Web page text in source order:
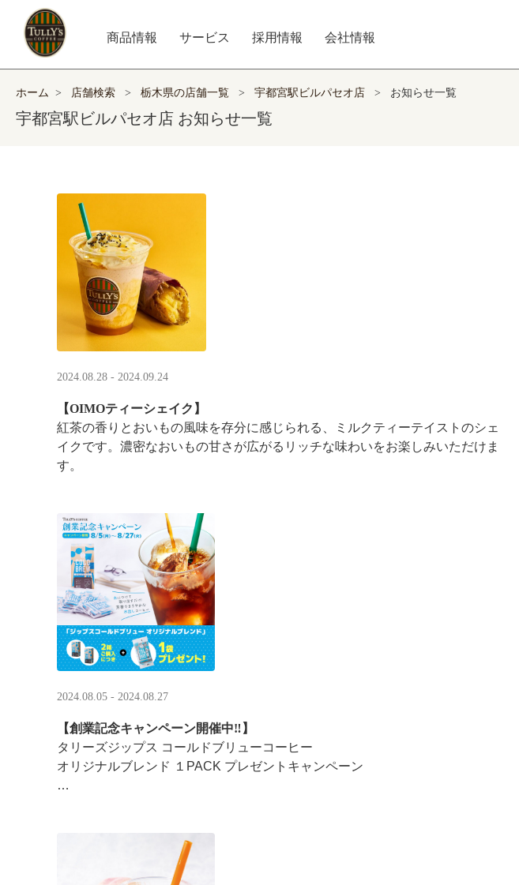
商品情報 サービス 採用情報 会社情報
ホーム > 店舗検索 > 栃木県の店舗一覧 > 宇都宮駅ビルパセオ店 > お知らせ一覧
宇都宮駅ビルパセオ店 お知らせ一覧
2024.08.28 - 2024.09.24
【OIMOティーシェイク】
紅茶の香りとおいもの風味を存分に感じられる、ミルクティーテイストのシェ
イクです。濃密なおいもの甘さが広がるリッチな味わいをお楽しみいただけま
す。
2024.08.05 - 2024.08.27
【創業記念キャンペーン開催中‼】
タリーズジップス コールドブリューコーヒー
オリジナルブレンド １PACK プレゼントキャンペーン